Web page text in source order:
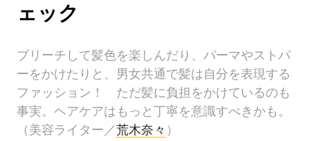
ェック
ブリーチして髪色を楽しんだり、パーマやストパ
ーをかけたりと、男女共通で髪は自分を表現する
ファッション！ ただ髪に負担をかけているのも
事実。ヘアケアはもっと丁寧を意識すべきかも。
（美容ライター／荒木奈々 ）